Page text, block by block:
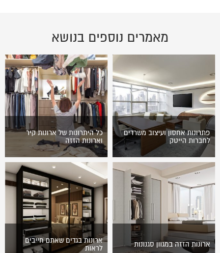
מאמרים נוספים בנושא
פתרונות אחסון ועיצוב משרדים
לחברות הייטק
שכרתם או רכשתם חלל ייעודי
העתיד לשמש אתכם למטרות
פעילותה של חברת ההייטק
שבבעלותכם? זה הזמן לדעת
הכול על עיצוב…
כל היתרונות של ארונות קיר
וארונות הזזה
תהליך עיצוב הבית ותכנונו
מחדש, דורש בין היתר גם שינוי
מרענן של הארונות בבית, בעיקר
אם מדובר בבית חדש לגמרי,…
ארונות הזזה במגוון סגנונות
ארונות בגדים שאתם חייבים
לראות